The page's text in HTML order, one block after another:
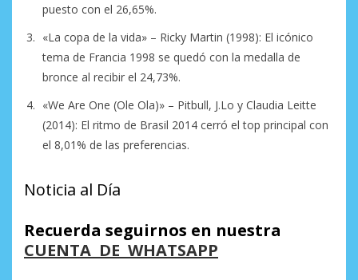
puesto con el 26,65%.
«La copa de la vida» – Ricky Martin (1998): El icónico
tema de Francia 1998 se quedó con la medalla de
bronce al recibir el 24,73%.
«We Are One (Ole Ola)» – Pitbull, J.Lo y Claudia Leitte
(2014): El ritmo de Brasil 2014 cerró el top principal con
el 8,01% de las preferencias.
Noticia al Día
Recuerda seguirnos en nuestra
CUENTA DE WHATSAPP